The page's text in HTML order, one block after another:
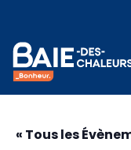
« Tous les